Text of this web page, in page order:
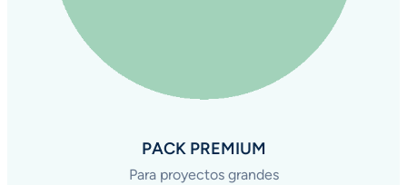
PACK PREMIUM
Para proyectos grandes